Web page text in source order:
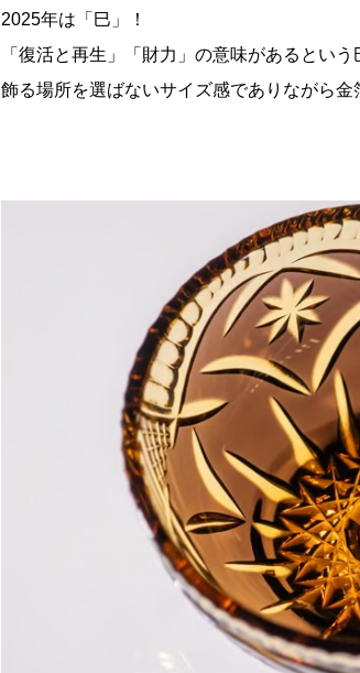
2025年は「巳」！
「復活と再生」「財力」の意味があるとい
飾る場所を選ばないサイズ感でありながら